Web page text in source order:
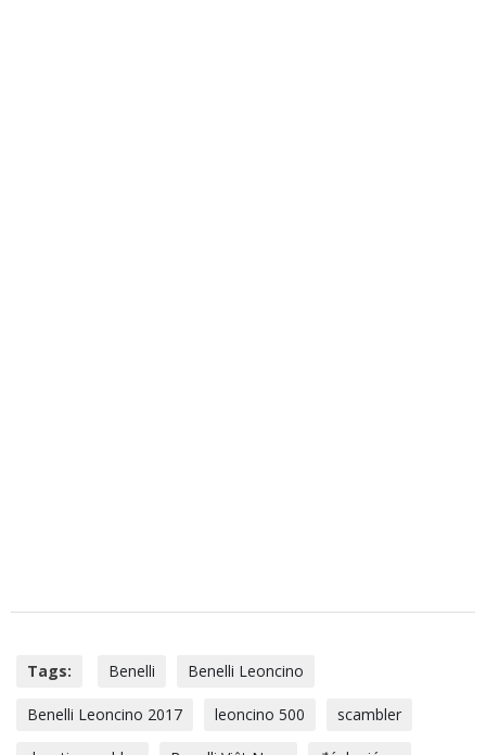
Tags: Benelli Benelli Leoncino
Benelli Leoncino 2017 leoncino 500 scambler